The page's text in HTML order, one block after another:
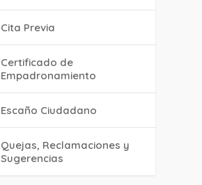
Cita Previa
Certificado de
Empadronamiento
Escaño Ciudadano
Quejas, Reclamaciones y
Sugerencias